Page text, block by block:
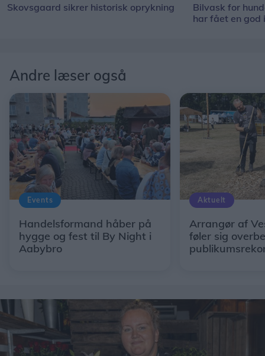
Skovsgaard sikrer historisk oprykning
Bilvask for
har fået en god
Andre læser også
Events
Handelsformand håber på
hygge og fest til By Night i
Aabybro
Aktuelt
Arrangør af
føler sig